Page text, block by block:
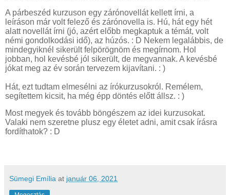
A párbeszéd kurzuson egy zárónovellát kellett írni, a
leíráson már volt felező és zárónovella is. Hú, hát egy hét
alatt novellát írni (jó, azért előbb megkaptuk a témát, volt
némi gondolkodási idő), az húzós. : D Nekem legalábbis, de
mindegyiknél sikerült felpörögnöm és megírnom. Hol
jobban, hol kevésbé jól sikerült, de megvannak. A kevésbé
jókat meg az év során tervezem kijavítani. : )
Hát, ezt tudtam elmesélni az írókurzusokról. Remélem,
segítettem kicsit, ha még épp döntés előtt állsz. : )
Most megyek és tovább böngészem az idei kurzusokat.
Valaki nem szeretne plusz egy életet adni, amit csak írásra
fordíthatok? : D
Sümegi Emília at január 06, 2021